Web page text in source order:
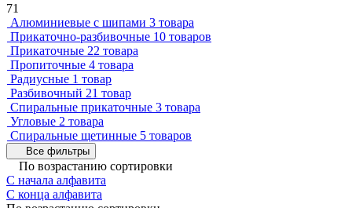
71
Алюминиевые с шипами 3 товара
Прикаточно-разбивочные 10 товаров
Прикаточные 22 товара
Пропиточные 4 товара
Радиусные 1 товар
Разбивочный 21 товар
Спиральные прикаточные 3 товара
Угловые 2 товара
Спиральные щетинные 5 товаров
Все фильтры
По возрастанию сортировки
С начала алфавита
С конца алфавита